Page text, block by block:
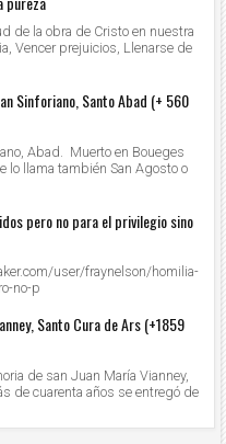
de la obra de Cristo en nuestra
Vencer prejuicios, Llenarse de
Sinforiano, Santo Abad (+ 560
Abad. Muerto en Boueges
lo llama también San Agosto o
pero no para el privilegio sino
user/fraynelson/homilia-
no-p
Santo Cura de Ars (+1859
de san Juan María Vianney,
de cuarenta años se entregó de